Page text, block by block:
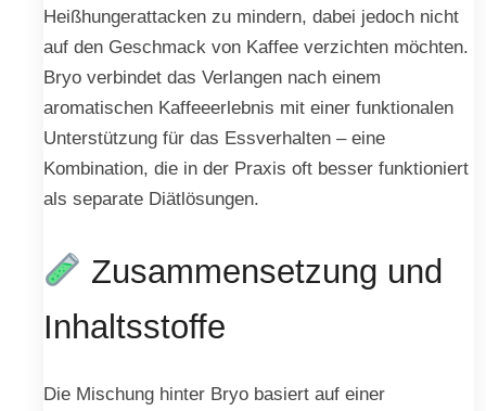
Heißhungerattacken zu mindern, dabei jedoch nicht
auf den Geschmack von Kaffee verzichten möchten.
Bryo verbindet das Verlangen nach einem
aromatischen Kaffeeerlebnis mit einer funktionalen
Unterstützung für das Essverhalten – eine
Kombination, die in der Praxis oft besser funktioniert
als separate Diätlösungen.
Zusammensetzung und
Inhaltsstoffe
Die Mischung hinter Bryo basiert auf einer